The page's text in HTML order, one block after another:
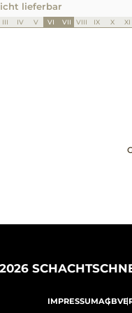
lieferbar
III IV V VI VII VIII IX X XI
IMPRESSUMAGB